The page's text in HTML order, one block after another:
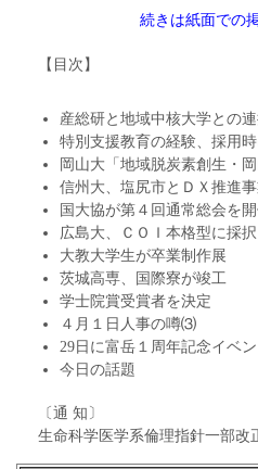
続きは紙面での
【目次】
産総研と地域中核大学との
特別支援教育の経験、採用
岡山大「地域脱炭素創生・
信州大、塩尻市とＤＸ推進
国大協が第４回通常総会を
広島大、ＣＯＩ本格型に採択
大教大学生が卒業制作展
茨城高専、国際寮が竣工
学士院賞受賞者を決定
４月１日人事の噂⑶
29日に富岳１周年記念イベン
今日の話題
〔通 知〕
生命科学医学系倫理指針一部改